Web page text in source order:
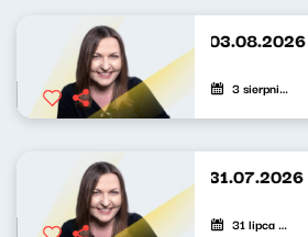
Nowy Świat po południu 03.08.2026
3 sierpnia 2026
Nowy Świat po południu 31.07.2026
31 lipca 2026